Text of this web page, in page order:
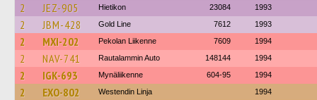
2 JEZ-905 Hietikon 23084 1993
2 JBM-428 Gold Line 7612 1993
2 MXI-202 Pekolan Liikenne 7609 1994
2 NAV-741 Rautalammin Auto 148144 1994
2 IGK-693 Mynäliikenne 604-95 1994
2 EXO-802 Westendin Linja 1994